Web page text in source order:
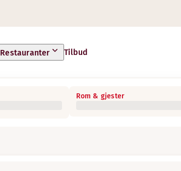
Restauranter Tilbud
Rom & gjester